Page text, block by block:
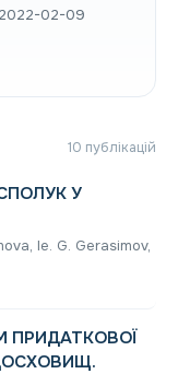
02-09
10 публікацій
У
Ie. G. Gerasimov,
ПРИДАТКОВОЇ